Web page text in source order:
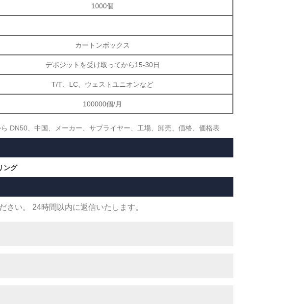
1000個
カートンボックス
デポジットを受け取ってから15-30日
T/T、LC、ウェストユニオンなど
100000個/月
DN50、中国、メーカー、サプライヤー、工場、卸売、価格、価格表
ング
い。 24時間以内に返信いたします。